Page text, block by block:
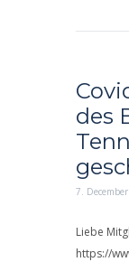
des
7.
Liebe
https://